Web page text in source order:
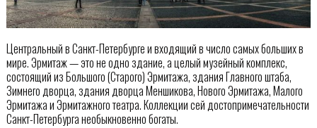
Центральный в Санкт-Петербурге и входящий в число самых больших в
мире. Эрмитаж — это не одно здание, а целый музейный комплекс,
состоящий из Большого (Старого) Эрмитажа, здания Главного штаба,
Зимнего дворца, здания дворца Меншикова, Нового Эрмитажа, Малого
Эрмитажа и Эрмитажного театра. Коллекции сей достопримечательности
Санкт-Петербурга необыкновенно богаты.